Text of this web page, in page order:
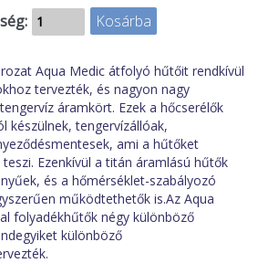
Aqua Medic átfolyó hűtőit rendkívül
tervezték, és nagyon nagy
áramkört. Ezek a hőcserélők
készülnek, tengervízállóak,
ami a hűtőket
Ezenkívül a titán áramlású hűtők
és a hőmérséklet-szabályozó
működtethetők is.Az Aqua
folyadékhűtők négy különböző
különböző